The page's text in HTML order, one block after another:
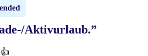
Aktivurlaub.”